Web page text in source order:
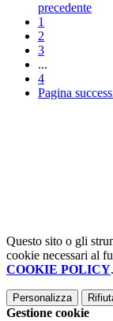
precedente
1
2
3
...
4
Pagina
Questo sito o gli
cookie necessari al
COOKIE POLICY.
Personalizza
Gestione cookie